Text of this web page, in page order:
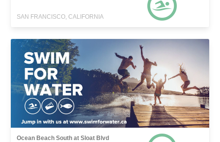
SAN FRANCISCO, CALIFORNIA
Ocean Beach South at Sloat Blvd